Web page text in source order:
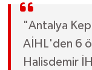
"Antalya
AİHL'den 6
Halisdemir